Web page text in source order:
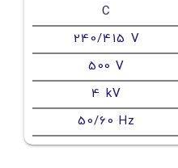
C
240/415 V
500 V
4 kV
50/60 Hz